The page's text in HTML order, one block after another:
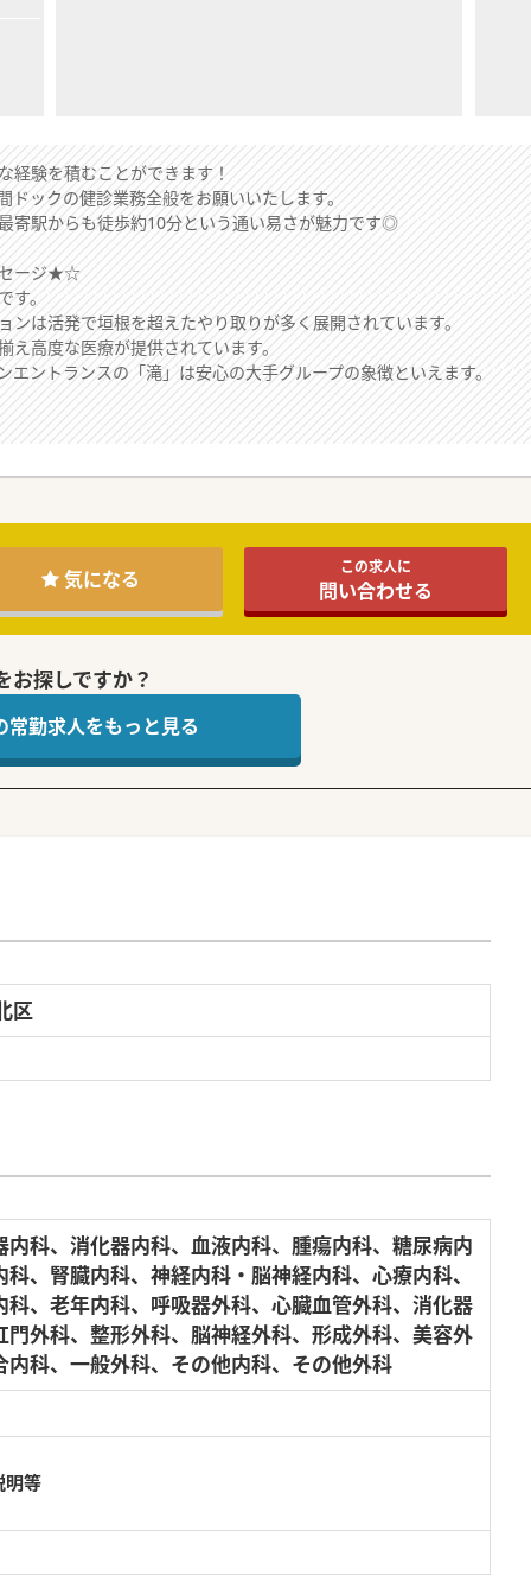
経験を積むことができます！
ックの健診業務全般をお願いいたします。
寄駅からも徒歩約10分という通い易さが魅力です◎
セージ★☆
す。
ンは活発で垣根を超えたやり取りが多く展開されています。
え高度な医療が提供されています。
エントランスの「滝」は安心の大手グループの象徴といえます。
気になる この求人に
問い合わせる
お探しですか？
常勤求人をもっと見る
区
内科、消化器内科、血液内科、腫瘍内科、糖尿病内
、腎臓内科、神経内科・脳神経内科、心療内科、
科、老年内科、呼吸器外科、心臓血管外科、消化器
門外科、整形外科、脳神経外科、形成外科、美容外
内科、一般外科、その他内科、その他外科
明等